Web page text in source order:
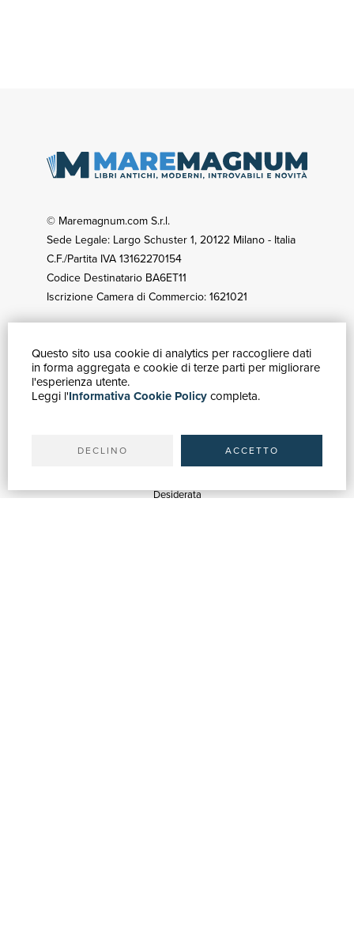
Questo sito usa cookie di analytics per raccogliere dati
in forma aggregata e cookie di terze parti per migliorare
l'esperienza utente.
Leggi l'Informativa Cookie Policycompleta.
DECLINO ACCETTO
© Maremagnum.com S.r.l.
Sede Legale: Largo Schuster 1, 20122 Milano - Italia
C.F./Partita IVA 13162270154
Codice Destinatario BA6ET11
Iscrizione Camera di Commercio: 1621021
GUIDA ACQUISTI
Ricerca avanzata
Spedizioni
Desiderata